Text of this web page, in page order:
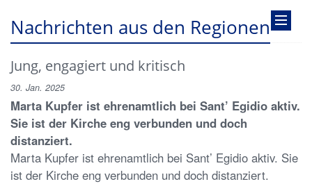
Nachrichten aus den Regionen
Jung, engagiert und kritisch
30. Jan. 2025
Marta Kupfer ist ehrenamtlich bei Sant’ Egidio aktiv.
Sie ist der Kirche eng verbunden und doch
distanziert.
Marta Kupfer ist ehrenamtlich bei Sant’ Egidio aktiv. Sie
ist der Kirche eng verbunden und doch distanziert.